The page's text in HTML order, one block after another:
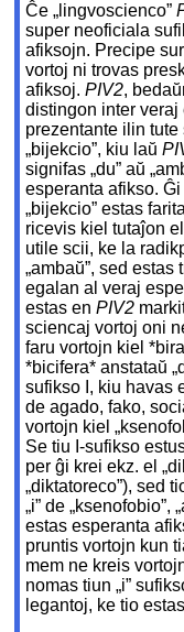
Ĉe „lingvoscienco”
super neoficiala
afiksojn. Precipe
vortoj ni trovas
afiksoj.PIV2,
distingon inter
prezentante ilin
„bijekcio”, kiu laŭ
signifas „du” aŭ
esperanta afikso.
„bijekcio” estas
ricevis kiel tutaĵon
utile scii, ke la
„ambaŭ”, sed
egalan al veraj
estas enPIV2
sciencaj vortoj oni
faru vortojn kiel
*bicifera* anstataŭ
sufikso I, kiu havas
de agado, fako,
vortojn kiel
Se tiu I-sufikso
per ĝi krei ekz. el
„diktatoreco”), sed
„i” de „ksenofobio”,
estas esperanta
pruntis vortojn kun
mem ne kreis
nomas tiun „i”
legantoj, ke tio